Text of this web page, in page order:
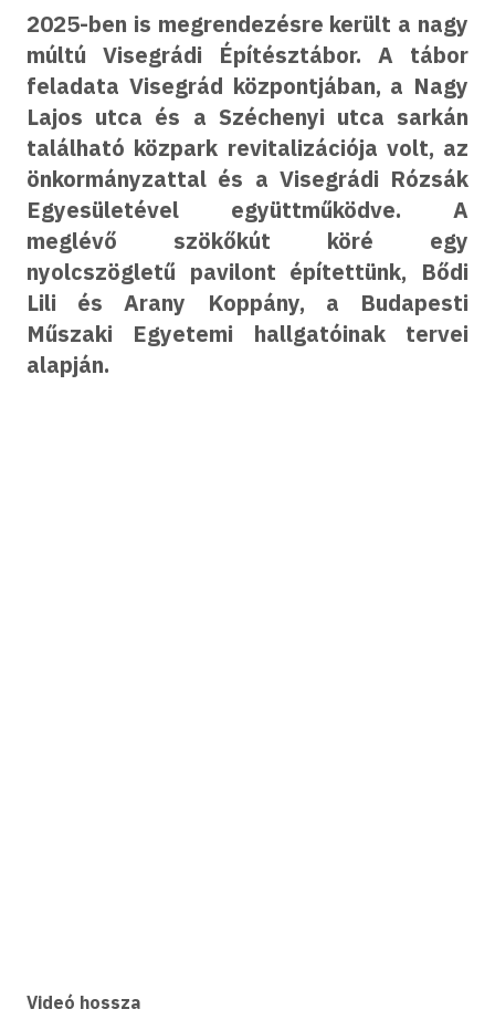
2025-ben is megrendezésre került a nagy
múltú Visegrádi Építésztábor. A tábor
feladata Visegrád központjában, a Nagy
Lajos utca és a Széchenyi utca sarkán
található közpark revitalizációja volt, az
önkormányzattal és a Visegrádi Rózsák
Egyesületével együttműködve. A
meglévő szökőkút köré egy
nyolcszögletű pavilont építettünk, Bődi
Lili és Arany Koppány, a Budapesti
Műszaki Egyetemi hallgatóinak tervei
alapján.
Videó hossza